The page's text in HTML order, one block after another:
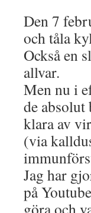
Den 7
och tåla
Också en
allvar.
Men nu i
de absolut
klara av
(via
Jag har
på
göra och